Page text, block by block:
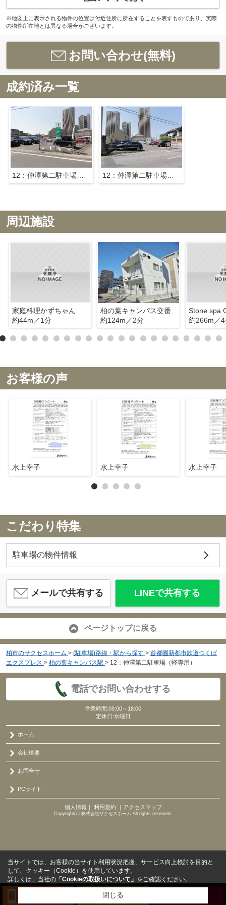
※地図上に表示される物件の位置は付近住所に所在することを表すものであり、実際
の物件所在地とは異なる場合がございます。
お問い合わせ(無料)
成約済み一覧
12：仲澤第二駐車場（軽専用）
周辺施設
家庭料理かずちゃん
約44m／1分
柏の葉キャンパス交番
約124m／2分
約266m／
お客様の声
水上幸子 水上幸子 水上幸子
こだわり特集
駐車場の物件情報
メールで共有する LINEで共有する
ページトップに戻る
柏市のサクセスホーム > (駐車場)路線・駅から探す > 首都圏新都市鉄道つくば
エクスプレス > 柏の葉キャンパス駅 > 12：仲澤第二駐車場（軽専用）
電話でお問い合わせする
営業時間:09:00～18:00
定休日:水曜日
ホーム
会社概要
お問合せ
PCサイト
個人情報 ｜ 利用規約｜ アクセスマップ
Copyright(c) 株式会社サクセスホーム All rights reserved.
来店予約
当サイトでは、お客様の当サイト利用状況把握、サービス向上検討を目的と
して、クッキー（Cookie）を使用しています。
詳しくは、当社の 「Cookieの取扱いについて」 をご確認ください。
閉じる